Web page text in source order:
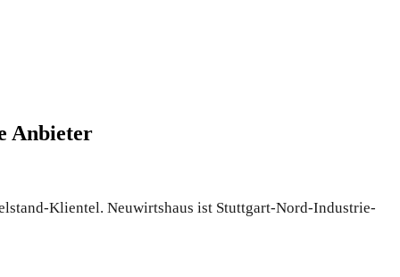
Anbieter
Klientel. Neuwirtshaus ist Stuttgart-Nord-Industrie-